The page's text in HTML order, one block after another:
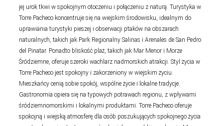
jej urok tkwi w spokojnym otoczeniu i połączeniu z naturą. Turystyka w
Torre Pacheco koncentruje się na wiejskim środowisku, idealnym do
uprawiania turystyki pieszej i obserwacji ptaków na obszarach
naturalnych, takich jak Park Regionalny Salinas i Arenales de San Pedro
del Pinatar. Ponadto bliskość plaż, takich jak Mar Menor i Morze
Śródziemne, oferuje szeroki wachlarz nadmorskich atrakcji. Styl życia w
Torre Pacheco jest spokojny i zakorzeniony w wiejskim życiu.
Mieszkańcy cenią sobie spokój, wspólne życie i lokalne tradycje.
Gastronomia opiera się na typowych potrawach regionu, z wpływami
śródziemnomorskimi i lokalnymi produktami. Torre Pacheco oferuje
spokojną i wiejską atmosferę dla osób poszukujących spokojnego życia